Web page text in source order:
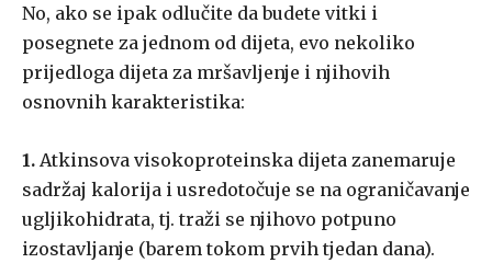
No, ako se ipak odlučite da budete vitki i
posegnete za jednom od dijeta, evo nekoliko
prijedloga dijeta za mršavljenje i njihovih
osnovnih karakteristika:
1. Atkinsova visokoproteinska dijeta zanemaruje
sadržaj kalorija i usredotočuje se na ograničavanje
ugljikohidrata, tj. traži se njihovo potpuno
izostavljanje (barem tokom prvih tjedan dana).